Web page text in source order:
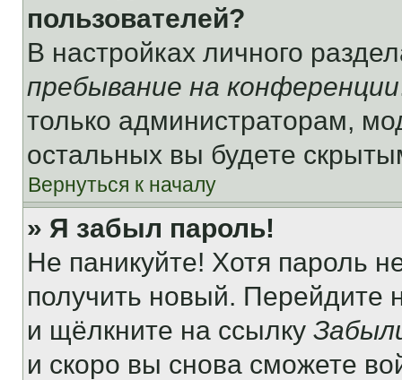
пользователей?
В настройках личного
пребывание на конференции
только администраторам,
остальных вы будете
Вернуться к началу
» Я забыл пароль!
Не паникуйте! Хотя пароль
получить новый. Перейдите
и щёлкните на ссылку
и скоро вы снова сможете